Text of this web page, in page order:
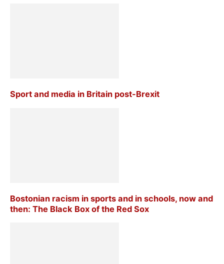
Sport and media in Britain post-Brexit
Bostonian racism in sports and in schools, now and
then: The Black Box of the Red Sox